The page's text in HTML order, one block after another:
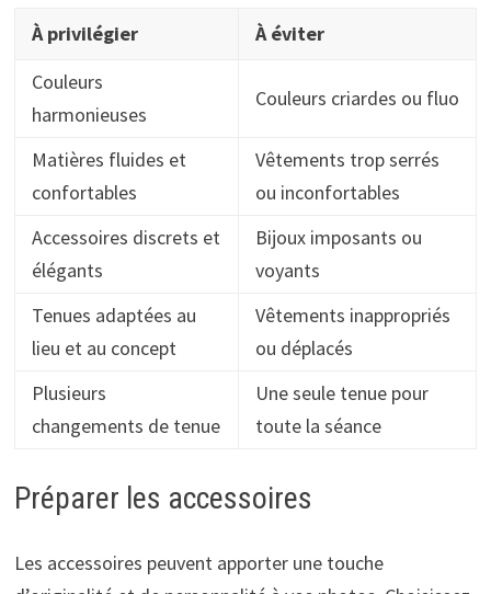
À privilégier
À éviter
Couleurs
harmonieuses
Couleurs criardes ou fluo
Matières fluides et
confortables
Vêtements trop serrés
ou inconfortables
Accessoires discrets et
élégants
Bijoux imposants ou
voyants
Tenues adaptées au
lieu et au concept
Vêtements inappropriés
ou déplacés
Plusieurs
changements de tenue
Une seule tenue pour
toute la séance
Préparer les accessoires
Les accessoires peuvent apporter une touche